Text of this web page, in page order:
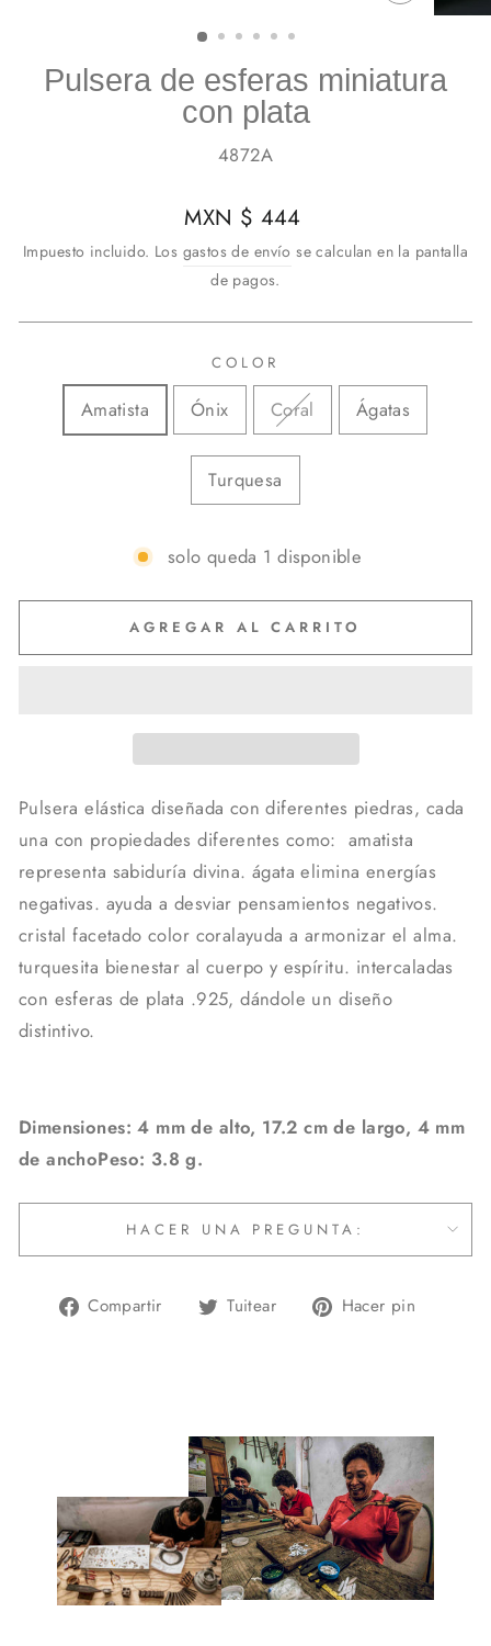
(ESC)
Pulsera de esferas miniatura
con plata
4872A
Precio
habitual
MXN $ 444
Impuesto incluido. Los gastos de envío se calculan en la pantalla
de pagos.
COLOR
Amatista Ónix Coral Ágatas
Turquesa
solo queda 1 disponible
AGREGAR AL CARRITO
Pulsera elástica diseñada con diferentes piedras, cada
una con propiedades diferentes como: amatista
representa sabiduría divina. ágata elimina energías
negativas. ayuda a desviar pensamientos negativos.
cristal facetado color coral ayuda a armonizar el alma.
turquesita bienestar al cuerpo y espíritu. intercaladas
con esferas de plata .925, dándole un diseño
distintivo.
Dimensiones: 4 mm de alto, 17.2 cm de largo, 4 mm
de anchoPeso: 3.8 g.
HACER UNA PREGUNTA:
Compartir
Compartir
Tuitear
TuitearHacer pin